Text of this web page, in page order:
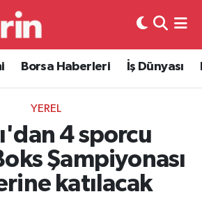
Borsa Haberleri İş Dünyası
YEREL
4 sporcu
Şampiyonası
katılacak
Durumu ve Fikstür